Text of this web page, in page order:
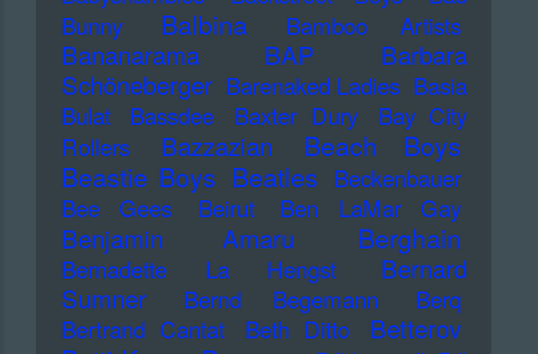
Bunny
Balbina Bamboo Artists
Bananarama BAP
Barbara
Schöneberger Barenaked Ladies Basia
Bulat
Bassdee Baxter Dury
Bay City
Rollers
Bazzazian
Beach Boys
Beastie Boys Beatles Beckenbauer
Bee Gees
Beirut Ben LaMar Gay
Benjamin Amaru Berghain
Bernadette La Hengst
Bernard
Sumner
Bernd Begemann
Berq
Bertrand Cantat
Beth Ditto Betterov